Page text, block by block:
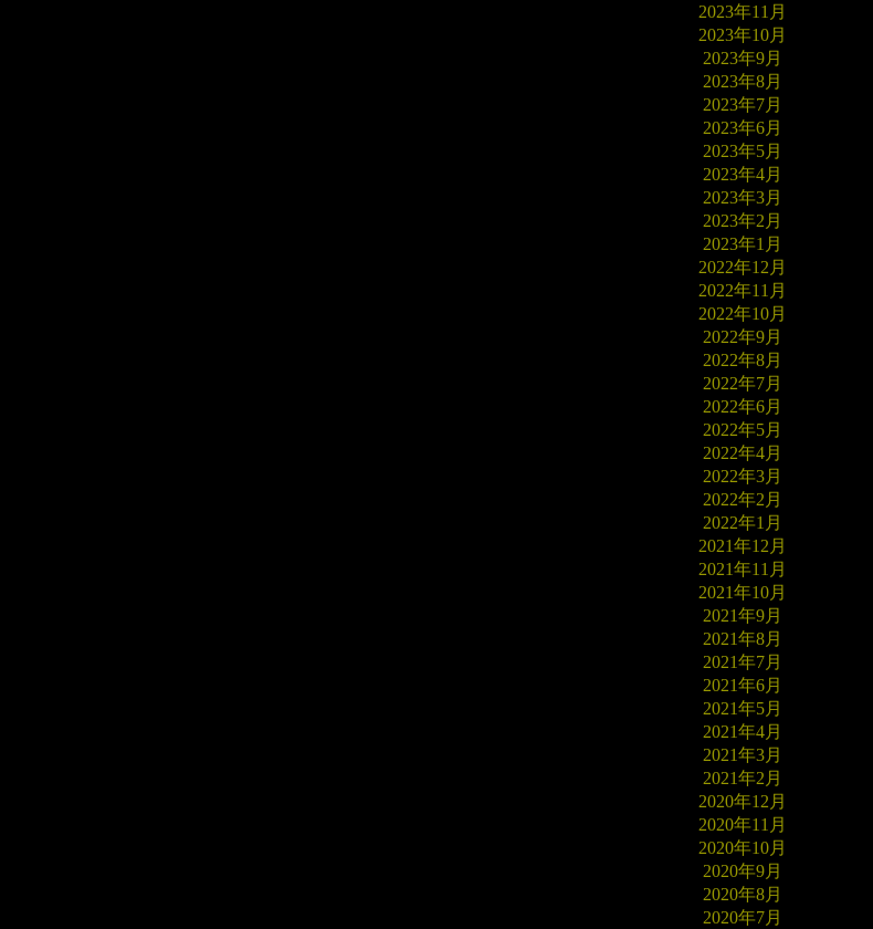
2023年11月
2023年10月
2023年9月
2023年8月
2023年7月
2023年6月
2023年5月
2023年4月
2023年3月
2023年2月
2023年1月
2022年12月
2022年11月
2022年10月
2022年9月
2022年8月
2022年7月
2022年6月
2022年5月
2022年4月
2022年3月
2022年2月
2022年1月
2021年12月
2021年11月
2021年10月
2021年9月
2021年8月
2021年7月
2021年6月
2021年5月
2021年4月
2021年3月
2021年2月
2020年12月
2020年11月
2020年10月
2020年9月
2020年8月
2020年7月